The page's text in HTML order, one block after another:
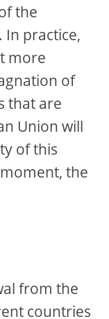
the
practice,
more
of
that are
Union will
of this
the
from the
countries